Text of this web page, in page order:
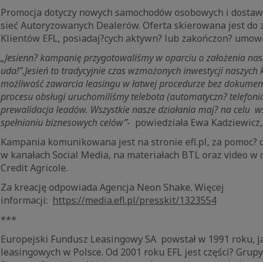
Promocja dotyczy nowych samochodów osobowych i
sieć Autoryzowanych Dealerów. Oferta skierowana jest do
Klientów EFL, posiadaj?cych aktywn? lub zakończon?
„Jesienn? kampanię przygotowaliśmy w oparciu o założenia
uda!”.Jesień to tradycyjnie czas wzmożonych inwestycji
możliwość zawarcia leasingu w łatwej procedurze bez
procesu obsługi uruchomiliśmy telebota (automatyczn?
prewalidacja leadów. Wszystkie nasze działania maj? na celu
spełnianiu biznesowych celów”- powiedziała Ewa
Kampania komunikowana jest na stronie efl.pl, za pomoc?
w kanałach Social Media, na materiałach BTL oraz video w
Credit Agricole.
Za kreację odpowiada Agencja Neon Shake. Więcej
informacji: https://media.efl.pl/presskit/1323554
***
Europejski Fundusz Leasingowy SA powstał w 1991 roku,
leasingowych w Polsce. Od 2001 roku EFL jest części?